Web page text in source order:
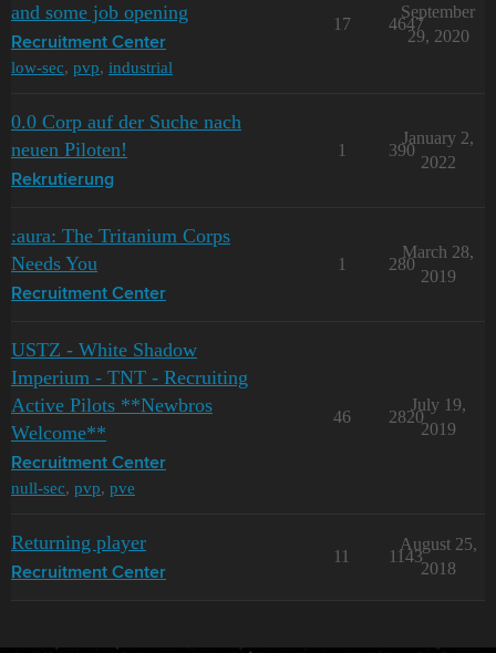
and some job opening
Recruitment Center
low-sec, pvp, industrial
17 4647
September
29, 2020
0.0 Corp auf der Suche nach
neuen Piloten!
Rekrutierung
1 390
January 2,
2022
:aura: The Tritanium Corps
Needs You
Recruitment Center
1 280
March 28,
2019
USTZ - White Shadow
Imperium - TNT - Recruiting
Active Pilots **Newbros
Welcome**
Recruitment Center
null-sec, pvp, pve
46 2820
July 19,
2019
Returning player
Recruitment Center
11 1143
August 25,
2018